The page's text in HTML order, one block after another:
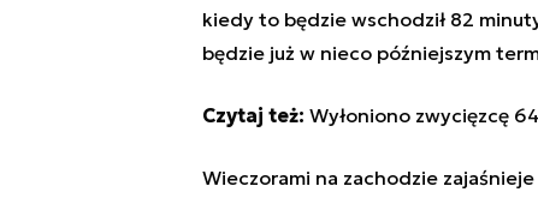
kiedy to będzie wschodził 82
będzie już w nieco późniejszym
Czytaj też: Wyłoniono zwycięzcę
Wieczorami na zachodzie